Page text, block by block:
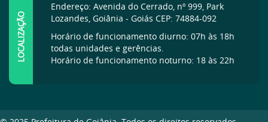
LOCALIZAÇÃO
Endereço: Avenida do Cerrado, nº 999, Park
Lozandes, Goiânia - Goiás CEP: 74884-092
Horário de funcionamento diurno: 07h às 18h
todas unidades e gerências.
Horário de funcionamento noturno: 18 às 22h